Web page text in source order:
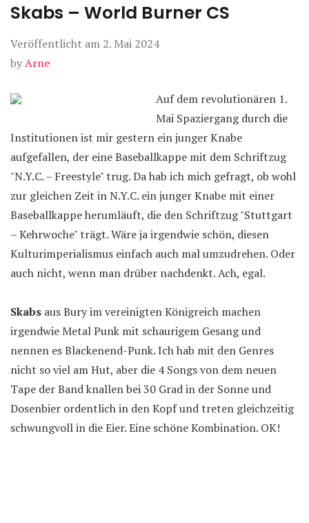
Skabs – World Burner CS
Veröffentlicht am 2. Mai 2024
byArne
Auf dem revolutionären 1.
Mai Spaziergang durch die
Institutionen ist mir gestern ein junger Knabe
aufgefallen, der eine Baseballkappe mit dem Schriftzug
"N.Y.C. – Freestyle" trug. Da hab ich mich gefragt, ob wohl
zur gleichen Zeit in N.Y.C. ein junger Knabe mit einer
Baseballkappe herumläuft, die den Schriftzug "Stuttgart
– Kehrwoche" trägt. Wäre ja irgendwie schön, diesen
Kulturimperialismus einfach auch mal umzudrehen. Oder
auch nicht, wenn man drüber nachdenkt. Ach, egal.
Skabs aus Bury im vereinigten Königreich machen
irgendwie Metal Punk mit schaurigem Gesang und
nennen es Blackenend-Punk. Ich hab mit den Genres
nicht so viel am Hut, aber die 4 Songs von dem neuen
Tape der Band knallen bei 30 Grad in der Sonne und
Dosenbier ordentlich in den Kopf und treten gleichzeitig
schwungvoll in die Eier. Eine schöne Kombination. OK!